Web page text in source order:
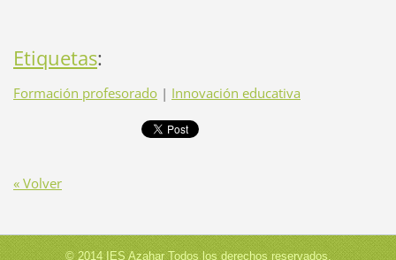
Etiquetas:
Formación profesorado | Innovación educativa
« Volver
© 2014 IES Azahar Todos los derechos reservados.